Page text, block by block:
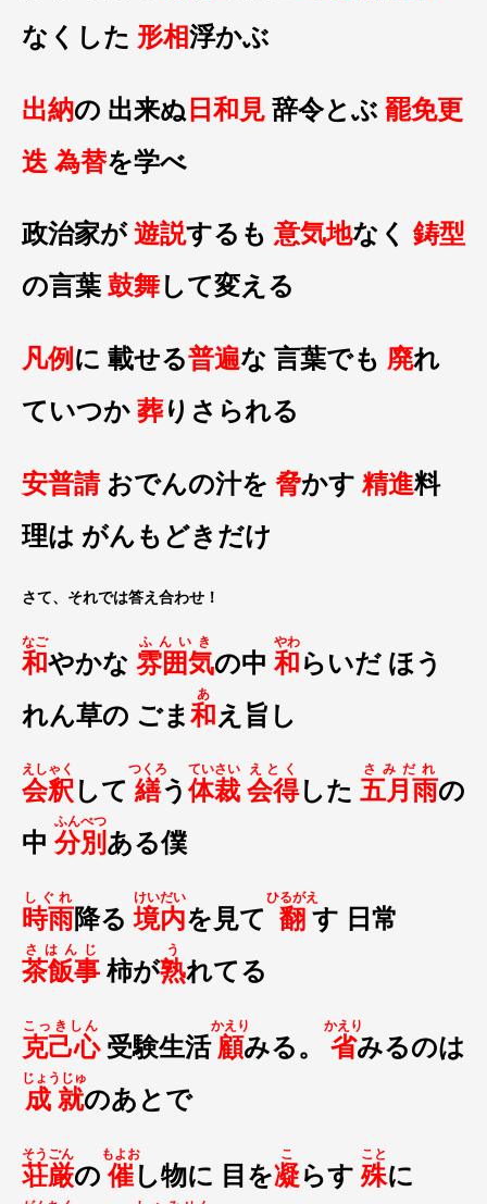
なくした 形相浮かぶ
出納の 出来ぬ 日和見 辞令とぶ 罷免更
迭 為替を学べ
政治家が遊説するも 意気地なく 鋳型
の言葉 鼓舞して変える
凡例 に 載せる普遍な 言葉でも 廃れ
ていつか 葬りさられる
安普請おでんの汁を 脅かす 精進料
理は がんもどきだけ
さて、それでは答え合わせ！
和
なご
やかな 雰囲気
ふんいき
の中 和
やわ
らいだ ほう
れん草の ごま 和
あ
え旨し
会釈
えしゃく
して 繕
つくろ
う体裁
ていさい
会得
えとく
した 五月雨
さみだれ
の
中 分別
ふんべつ
ある僕
時雨
しぐれ
降る境内
けいだい
を見て 翻
ひるがえ
す 日常
茶飯事
さはんじ
柿が熟
う
れてる
克己心
こっきしん
受験生活 顧
かえり
みる。 省
かえり
みるのは
成就
じょうじゅ
のあとで
荘厳
そうごん
の催
もよお
し物に 目を凝
こ
らす 殊
こと
に